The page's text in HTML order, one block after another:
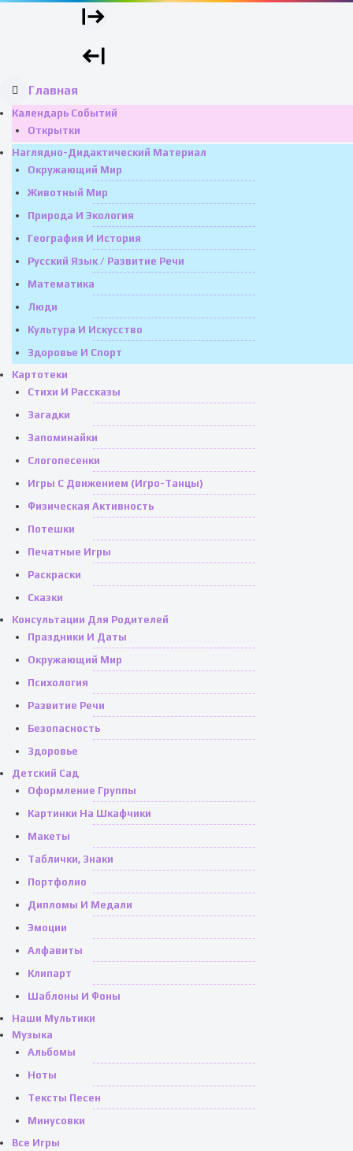
Главная
Календарь Событий
Открытки
Наглядно-Дидактический Материал
Окружающий Мир
Животный Мир
Природа И Экология
География И История
Русский Язык / Развитие Речи
Математика
Люди
Культура И Искусство
Здоровье И Спорт
Картотеки
Стихи И Рассказы
Загадки
Запоминайки
Слогопесенки
Игры С Движением (игро-Танцы)
Физическая Активность
Потешки
Печатные Игры
Раскраски
Сказки
Консультации Для Родителей
Праздники И Даты
Окружающий Мир
Психология
Развитие Речи
Безопасность
Здоровье
Детский Сад
Оформление Группы
Картинки На Шкафчики
Макеты
Таблички, Знаки
Портфолио
Дипломы И Медали
Эмоции
Алфавиты
Клипарт
Шаблоны И Фоны
Наши Мультики
Музыка
Альбомы
Ноты
Тексты Песен
Минусовки
Все Игры